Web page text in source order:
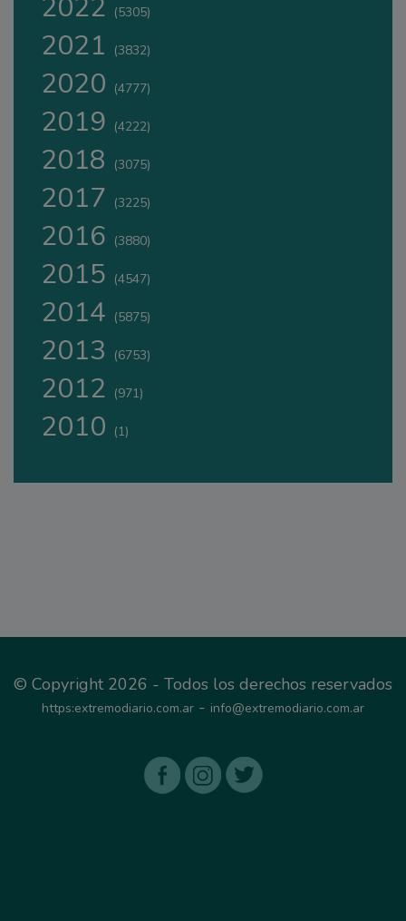
2022 (5305)
2021 (3832)
2020 (4777)
2019 (4222)
2018 (3075)
2017 (3225)
2016 (3880)
2015 (4547)
2014 (5875)
2013 (6753)
2012 (971)
2010 (1)
© Copyright 2026 - Todos los derechos reservados
https:extremodiario.com.ar - info@extremodiario.com.ar